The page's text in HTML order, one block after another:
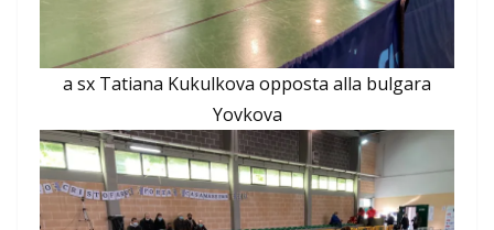
a sx Tatiana Kukulkova opposta alla bulgara
Yovkova